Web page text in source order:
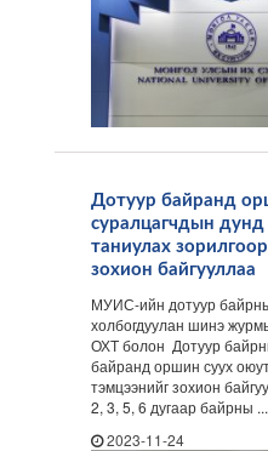
Дотуур байранд
суралцагчдын
таниулах
зохион байгууллаа
МУИС-ийн дотуур
холбогдуулан шинэ
ОХТ болон Дотуур
байранд оршин суух
тэмцээнийг зохион
2, 3, 5, 6 дугаар байрны ...
2023-11-24